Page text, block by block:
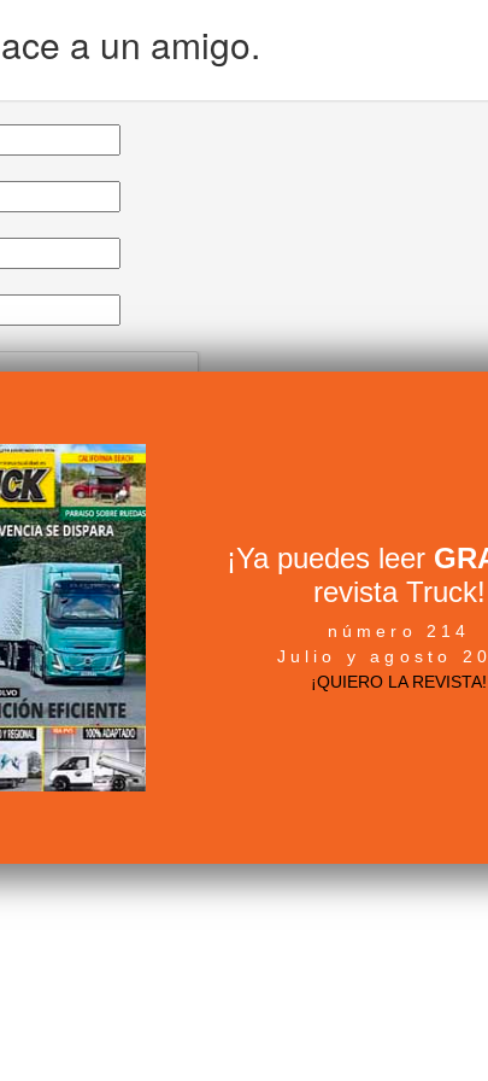
a un amigo.
¡Ya puedes leer
revista Truck!
número 214
Julio y agosto
¡QUIERO LA REVISTA!